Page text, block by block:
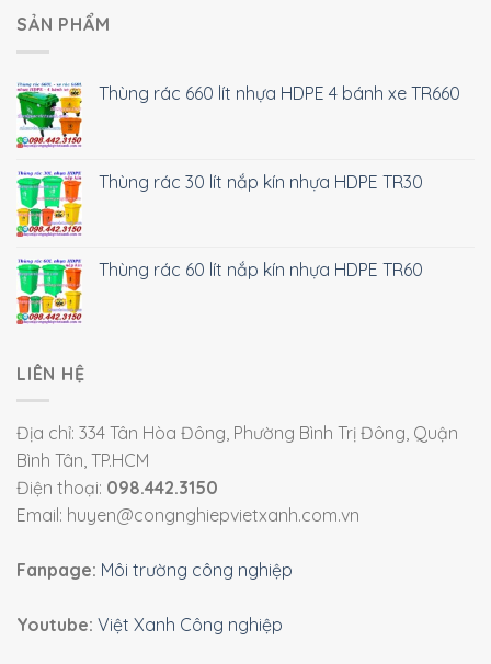
SẢN PHẨM
Thùng rác 660 lít nhựa HDPE 4 bánh xe TR660
Thùng rác 30 lít nắp kín nhựa HDPE TR30
Thùng rác 60 lít nắp kín nhựa HDPE TR60
LIÊN HỆ
Địa chỉ: 334 Tân Hòa Đông, Phường Bình Trị Đông, Quận
Bình Tân, TP.HCM
Điện thoại: 098.442.3150
Email: huyen@congnghiepvietxanh.com.vn
Fanpage: Môi trường công nghiệp
Youtube: Việt Xanh Công nghiệp